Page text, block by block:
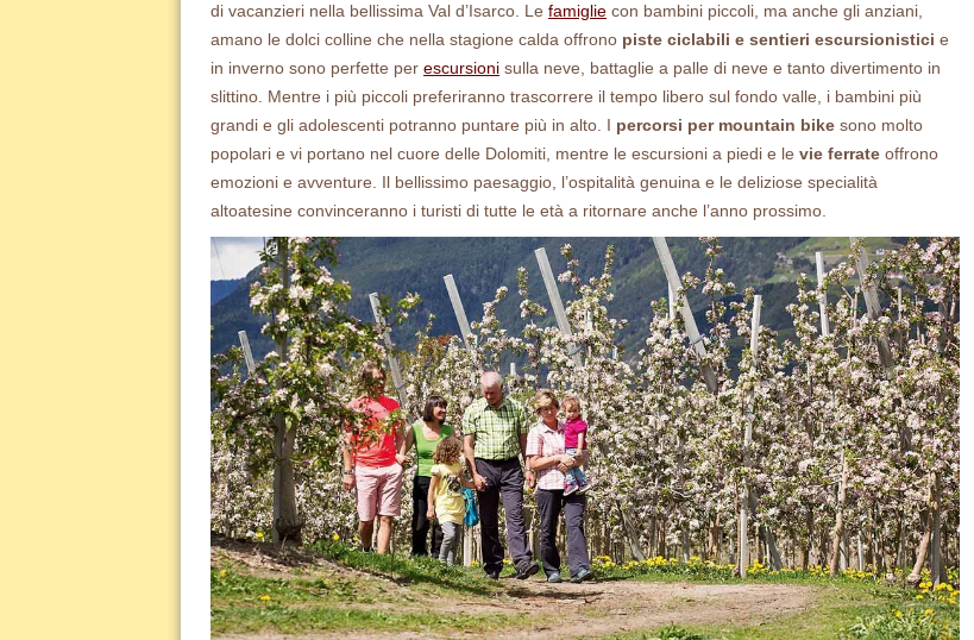
di vacanzieri nella bellissima Val d’Isarco. Le famiglie con bambini piccoli, ma anche gli anziani,
amano le dolci colline che nella stagione calda offrono piste ciclabili e sentieri escursionistici e
in inverno sono perfette per escursioni sulla neve, battaglie a palle di neve e tanto divertimento in
slittino. Mentre i più piccoli preferiranno trascorrere il tempo libero sul fondo valle, i bambini più
grandi e gli adolescenti potranno puntare più in alto. I percorsi per mountain bike sono molto
popolari e vi portano nel cuore delle Dolomiti, mentre le escursioni a piedi e le vie ferrate offrono
emozioni e avventure. Il bellissimo paesaggio, l’ospitalità genuina e le deliziose specialità
altoatesine convinceranno i turisti di tutte le età a ritornare anche l’anno prossimo.